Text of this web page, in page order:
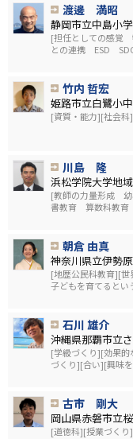
渡邊 満昭
静岡市立中島小
[担任としての感
との連携 ESD
竹内 哲宏
姫路市立白鷺小
[資質・能力][社会
川島 隆
浜松学院大学地
[教師の力量形成
書教育 算数科教
朝倉 由真
神奈川県立伊勢
[地歴公民科教育][
子どもを育てるとい
石川 雄介
沖縄県那覇市立
[学級づくり][効果
づくり][合い][興味
古市 剛大
岡山県赤磐市立
[道徳科][授業づく